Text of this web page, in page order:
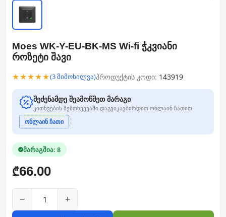
Moes WK-Y-EU-BK-MS Wi-fi ჭკვიანი
როზეტი შავი
★★★★★(3 მიმოხილვა)პროდუქტის კოდი: 143919
შეძენამდე შეამოწმეთ მარაგი
კითხვების შემთხვევაში დაგვიკავშირდით ონლაინ ჩათით
ონლაინ ჩათი
მარაგშია: 8
₾66.00
− +